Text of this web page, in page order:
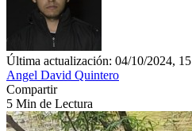
Última actualización: 04/10/2024, 15
Angel David Quintero
Compartir
5 Min de Lectura